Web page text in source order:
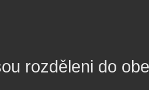
rozděleni do